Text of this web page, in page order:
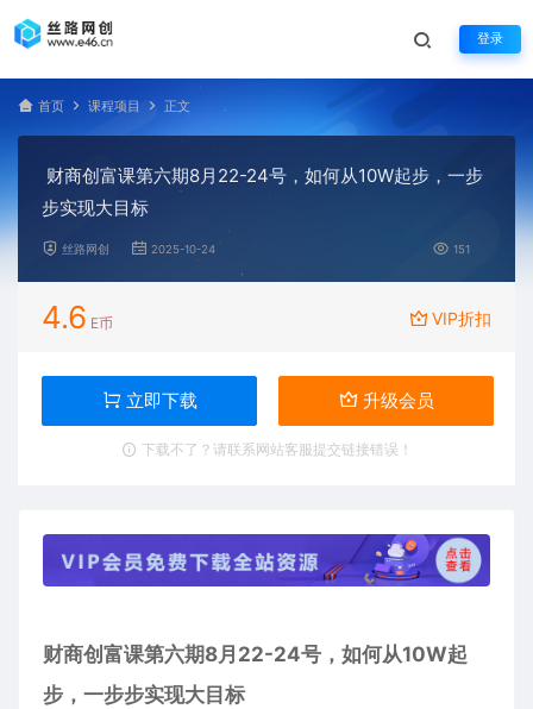
登录
首页 课程项目 正文
财商创富课第六期8月22-24号，如何从10W起步，一步
步实现大目标
丝路网创 2025-10-24 151
4.6 E币 VIP折扣
立即下载 升级会员
下载不了？请联系网站客服提交链接错误！
财商创富课第六期8月22-24号，如何从10W起
步，一步步实现大目标